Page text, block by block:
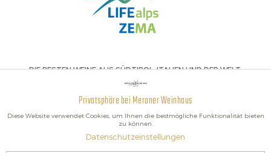
DIE BESTEN WEINE AUS SÜDTIROL, ITALIEN UND DER WELT.
Privatsphäre bei Meraner Weinhaus
Diese Website verwendet Cookies, um Ihnen die bestmögliche Funktionalität bieten
zu können.
Datenschutzeinstellungen